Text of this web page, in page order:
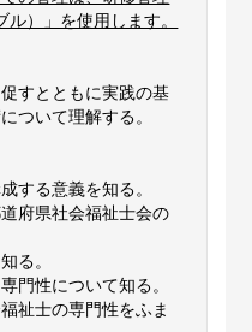
）」を使用します。
すとともに実践の基
ついて理解する。
する意義を知る。
府県社会福祉士会の
る。
門性について知る。
祉士の専門性をふま